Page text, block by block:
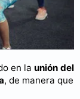
en la unión del
, de manera que